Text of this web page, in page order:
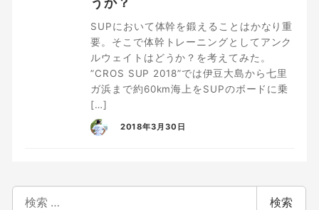
SUPにおいて体幹を鍛えることはかなり重
要。そこで体幹トレーニングとしてアンク
ルウェイトはどうか？を考えてみた。
”CROS SUP 2018”では伊豆大島から七里
ガ浜まで約60km海上をSUPのボードに乗
[…]
2018年3月30日
検索